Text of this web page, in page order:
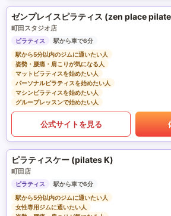
ゼンプレイスピラティス (zen place
町田スタジオ店
ピラティス
駅から車で6分
駅から5分以内のジムに通いたい人
姿勢・腰痛・肩こりが気になる人
マットピラティスを始めたい人
パーソナルピラティスを始めたい人
マシンピラティスを始めたい人
グループレッスンで始めたい人
公式サイトを見る
ピラティスケー (pilates K)
町田店
ピラティス
駅から車で6分
駅から5分以内のジムに通いたい人
女性専用ジムに通いたい人